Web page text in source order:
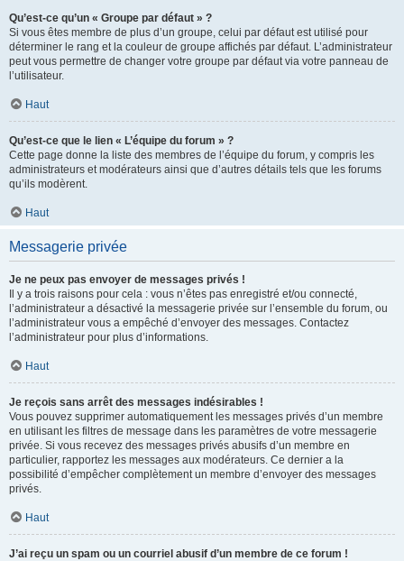
Qu’est-ce qu’un « Groupe par défaut » ?
Si vous êtes membre de plus d’un groupe, celui par défaut est utilisé pour
déterminer le rang et la couleur de groupe affichés par défaut. L’administrateur
peut vous permettre de changer votre groupe par défaut via votre panneau de
l’utilisateur.
Haut
Qu’est-ce que le lien « L’équipe du forum » ?
Cette page donne la liste des membres de l’équipe du forum, y compris les
administrateurs et modérateurs ainsi que d’autres détails tels que les forums
qu’ils modèrent.
Haut
Messagerie privée
Je ne peux pas envoyer de messages privés !
Il y a trois raisons pour cela : vous n’êtes pas enregistré et/ou connecté,
l’administrateur a désactivé la messagerie privée sur l’ensemble du forum, ou
l’administrateur vous a empêché d’envoyer des messages. Contactez
l’administrateur pour plus d’informations.
Haut
Je reçois sans arrêt des messages indésirables !
Vous pouvez supprimer automatiquement les messages privés d’un membre
en utilisant les filtres de message dans les paramètres de votre messagerie
privée. Si vous recevez des messages privés abusifs d’un membre en
particulier, rapportez les messages aux modérateurs. Ce dernier a la
possibilité d’empêcher complètement un membre d’envoyer des messages
privés.
Haut
J’ai reçu un spam ou un courriel abusif d’un membre de ce forum !